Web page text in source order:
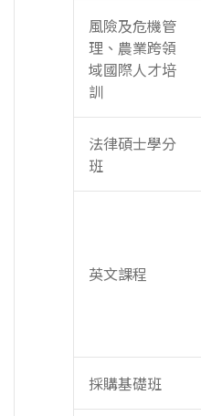
風險及危機管
理、農業跨領
域國際人才培
訓
法律碩士學分
班
英文課程
採購基礎班